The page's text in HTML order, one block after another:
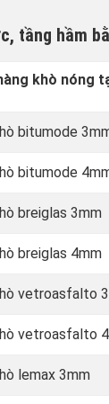
tầng hầm
khò nóng
bitumode
bitumode
breiglas 3mm
breiglas 4mm
vetroasfalto
vetroasfalto
lemax 3mm